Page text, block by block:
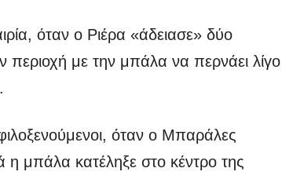
όταν ο Ριέρα «άδειασε» δύο
με την μπάλα να περνάει λίγο
όταν ο Μπαράλες
μπάλα κατέληξε στο κέντρο της